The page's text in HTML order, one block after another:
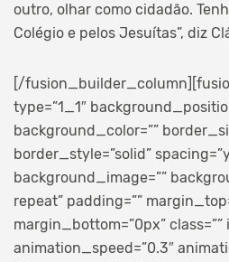
outro, olhar como cidadão.
Colégio e pelos Jesuítas”, diz
[/
type=”1_1″
background_color=””
border_style=”solid”
background_image=””
repeat” padding=””
margin_bottom=”0px” class=””
animation_speed=”0.3″